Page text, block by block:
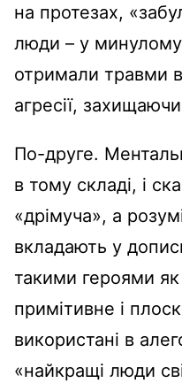
на протезах,
люди – у минулому
отримали травми в
агресії,
По-друге.
в тому складі, і
«дрімуча», а
вкладають у
такими героями
примітивне і
використані в
«найкращі люди